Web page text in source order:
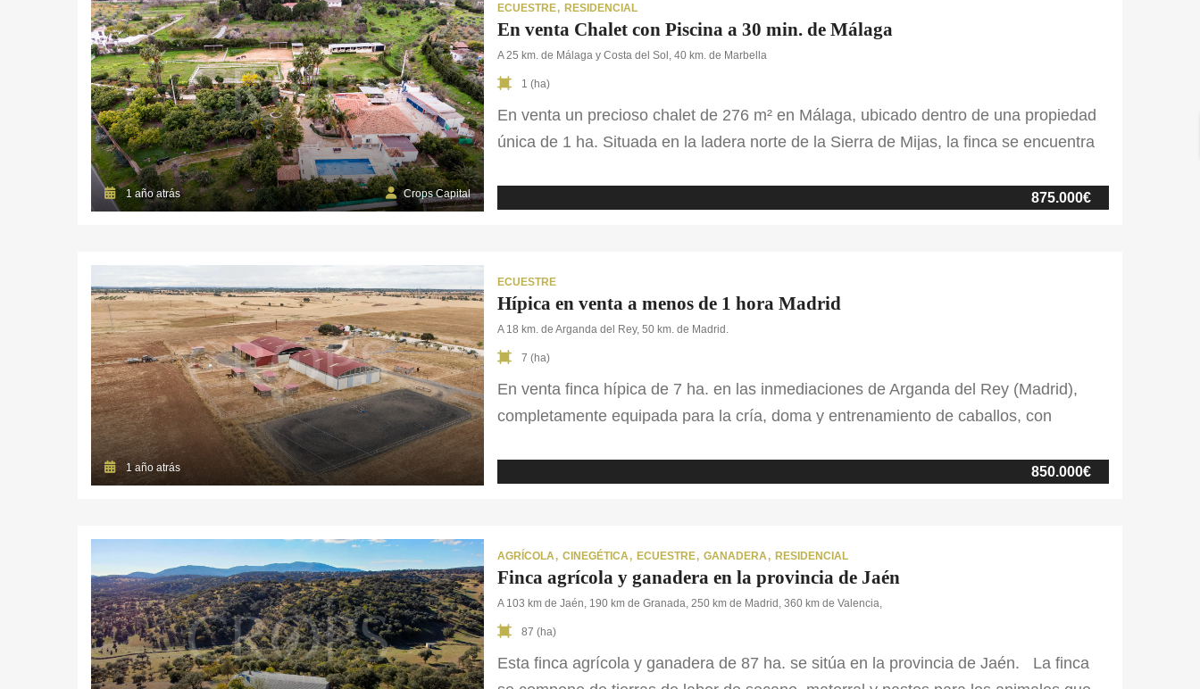
1 año atrás Crops Capital
ECUESTRE RESIDENCIAL
En venta Chalet con Piscina a 30 min. de Málaga
A 25 km. de Málaga y Costa del Sol, 40 km. de Marbella
1 (ha)
En venta un precioso chalet de 276 m² en Málaga, ubicado dentro de una propiedad
única de 1 ha. Situada en la ladera norte de la Sierra de Mijas, la finca se encuentra
875.000€
1 año atrás
ECUESTRE
Hípica en venta a menos de 1 hora Madrid
A 18 km. de Arganda del Rey, 50 km. de Madrid.
7 (ha)
En venta finca hípica de 7 ha. en las inmediaciones de Arganda del Rey (Madrid),
completamente equipada para la cría, doma y entrenamiento de caballos, con
necesarios para albergar caballos tanto en interior como en exterior, ofreciendo un
850.000€
AGRÍCOLA CINEGÉTICA ECUESTRE GANADERA RESIDENCIAL
Finca agrícola y ganadera en la provincia de Jaén
A 103 km de Jaén, 190 km de Granada, 250 km de Madrid, 360 km de Valencia,
87 (ha)
Esta finca agrícola y ganadera de 87 ha. se sitúa en la provincia de Jaén. La finca